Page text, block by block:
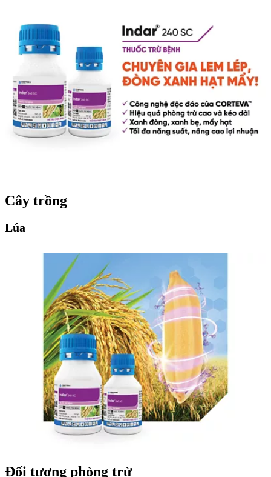
Cây trồng
Lúa
Đối tượng phòng trừ